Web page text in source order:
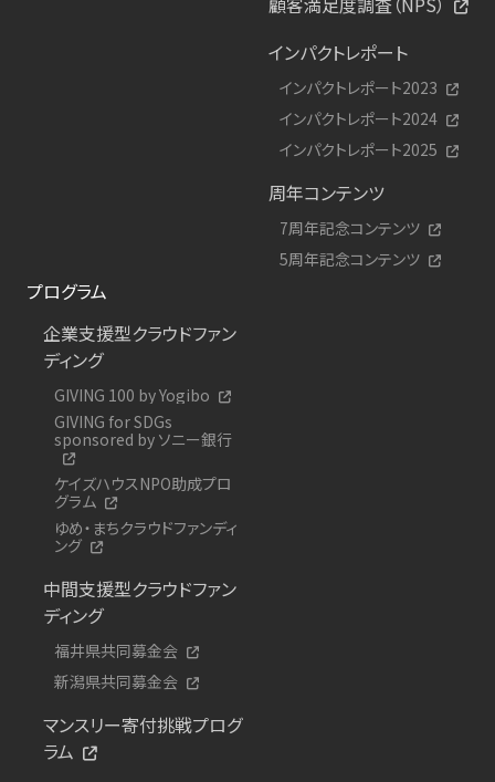
インパクトレポート
インパクトレポート2023
インパクトレポート2024
インパクトレポート2025
周年コンテンツ
7周年記念コンテンツ
5周年記念コンテンツ
プログラム
企業支援型クラウドファン
ディング
GIVING 100 by Yogibo
GIVING for SDGs
sponsored by ソニー銀行
ケイズハウスNPO助成プロ
グラム
ゆめ・まちクラウドファンディ
ング
中間支援型クラウドファン
ディング
福井県共同募金会
新潟県共同募金会
マンスリー寄付挑戦プログ
ラム